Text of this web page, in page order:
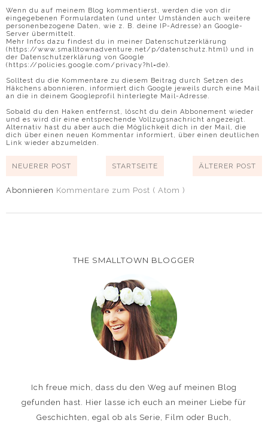
Wenn du auf meinem Blog kommentierst, werden die von dir
eingegebenen Formulardaten (und unter Umständen auch weitere
personenbezogene Daten, wie z. B. deine IP-Adresse) an Google-
Server übermittelt.
Mehr Infos dazu findest du in meiner Datenschutzerklärung
(https://www.smalltownadventure.net/p/datenschutz.html) und in
der Datenschutzerklärung von Google
(https://policies.google.com/privacy?hl=de).
Solltest du die Kommentare zu diesem Beitrag durch Setzen des
Häkchens abonnieren, informiert dich Google jeweils durch eine Mail
an die in deinem Googleprofil hinterlegte Mail-Adresse.
Sobald du den Haken entfernst, löscht du dein Abbonement wieder
und es wird dir eine entsprechende Vollzugsnachricht angezeigt.
Alternativ hast du aber auch die Möglichkeit dich in der Mail, die
dich über einen neuen Kommentar informiert, über einen deutlichen
Link wieder abzumelden.
NEUERER POST ÄLTERER POST
STARTSEITE
Abonnieren Kommentare zum Post ( Atom )
THE SMALLTOWN BLOGGER
Ich freue mich, dass du den Weg auf meinen Blog
gefunden hast. Hier lasse ich euch an meiner Liebe für
Geschichten, egal ob als Serie, Film oder Buch,